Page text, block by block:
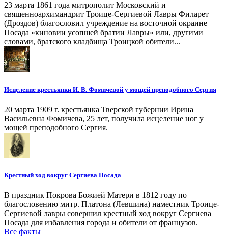
23 марта 1861 года митрополит Московский и
священноархимандрит Троице-Сергиевой Лавры Филарет
(Дроздов) благословил учреждение на восточной окраине
Посада «киновии усопшей братии Лавры» или, другими
словами, братского кладбища Троицкой обители...
Исцеление крестьянки И. В. Фомичевой у мощей преподобного Сергия
20 марта 1909 г. крестьянка Тверской губернии Ирина
Васильевна Фомичева, 25 лет, получила исцеление ног у
мощей преподобного Сергия.
Крестный ход вокруг Сергиева Посада
В праздник Покрова Божией Матери в 1812 году по
благословению митр. Платона (Левшина) наместник Троице-
Сергиевой лавры совершил крестный ход вокруг Сергиева
Посада для избавления города и обители от французов.
Все факты